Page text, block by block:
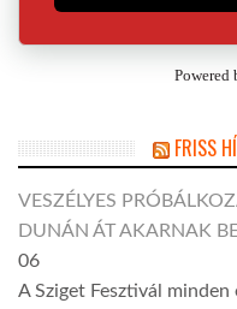
Powered
FRISS
VESZÉLYES
DUNÁN ÁT AKARNAK
06
A Sziget Fesztivál